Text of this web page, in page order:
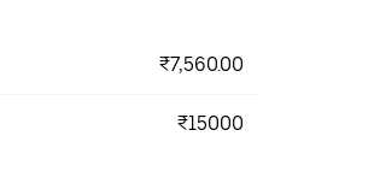
₹7,560.00
₹15000